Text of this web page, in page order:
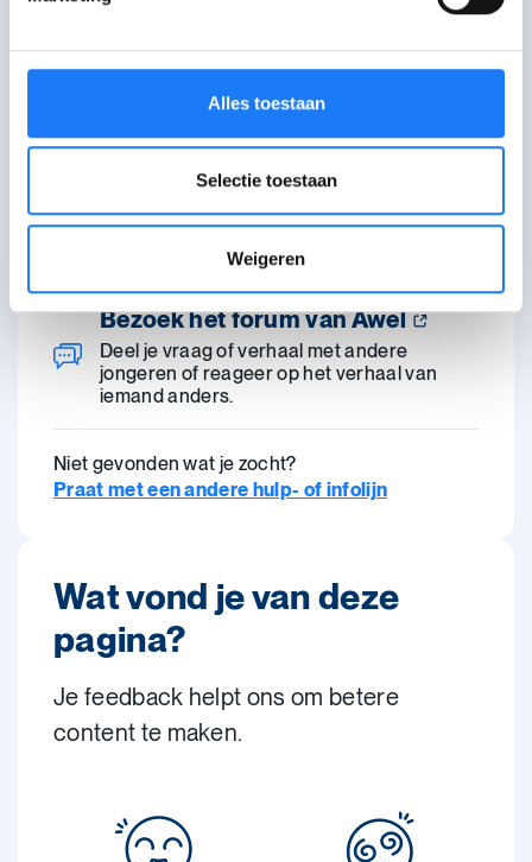
Alles toestaan
Selectie toestaan
Weigeren
Praat erover
open tot 22:00
Chat met Awel
18:00-22:00 uur. Je kan even in de wachtrij
terechtkomen.
Bezoek het forum van Awel
Deel je vraag of verhaal met andere
jongeren of reageer op het verhaal van
iemand anders.
Niet gevonden wat je zocht?
Praat met een andere hulp- of infolijn
Wat vond je van deze
pagina?
Je feedback helpt ons om betere
content te maken.